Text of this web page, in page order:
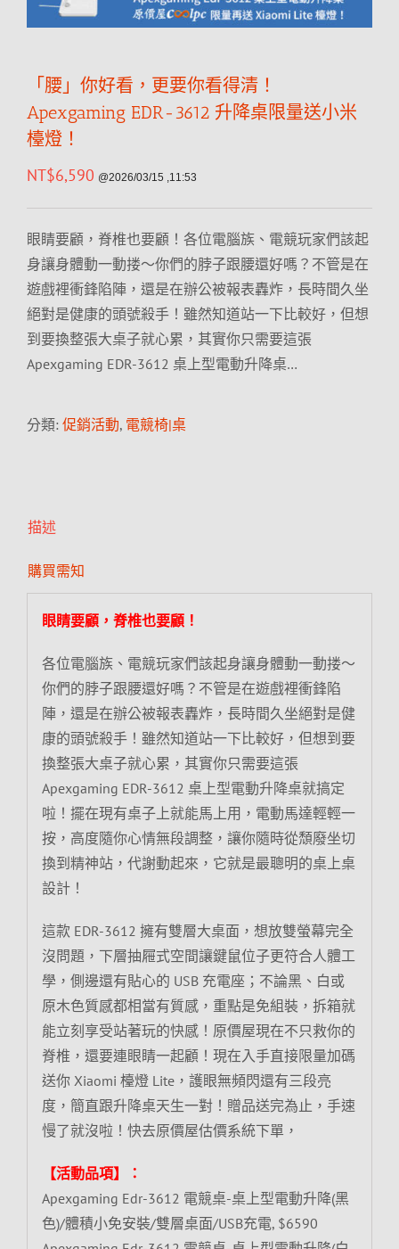
「腰」你好看，更要你看得清！
Apexgaming EDR-3612 升降桌限量送小米
檯燈！
NT$6,590 @2026/03/15 ,11:53
眼睛要顧，脊椎也要顧！各位電腦族、電競玩家們該起
身讓身體動一動搂～你們的脖子跟腰還好嗎？不管是在
遊戲裡衝鋒陷陣，還是在辦公被報表轟炸，長時間久坐
絕對是健康的頭號殺手！雖然知道站一下比較好，但想
到要換整張大桌子就心累，其實你只需要這張
Apexgaming EDR-3612 桌上型電動升降桌…
分類: 促銷活動, 電競椅|桌
描述
購買需知
眼睛要顧，脊椎也要顧！
各位電腦族、電競玩家們該起身讓身體動一動搂～
你們的脖子跟腰還好嗎？不管是在遊戲裡衝鋒陷
陣，還是在辦公被報表轟炸，長時間久坐絕對是健
康的頭號殺手！雖然知道站一下比較好，但想到要
換整張大桌子就心累，其實你只需要這張
Apexgaming EDR-3612 桌上型電動升降桌就搞定
啦！擺在現有桌子上就能馬上用，電動馬達輕輕一
按，高度隨你心情無段調整，讓你隨時從頹廢坐切
換到精神站，代謝動起來，它就是最聰明的桌上桌
設計！
這款 EDR-3612 擁有雙層大桌面，想放雙螢幕完全
沒問題，下層抽屜式空間讓鍵鼠位子更符合人體工
學，側邊還有貼心的 USB 充電座；不論黑、白或
原木色質感都相當有質感，重點是免組裝，拆箱就
能立刻享受站著玩的快感！原價屋現在不只救你的
脊椎，還要連眼睛一起顧！現在入手直接限量加碼
送你 Xiaomi 檯燈 Lite，護眼無頻閃還有三段亮
度，簡直跟升降桌天生一對！贈品送完為止，手速
慢了就沒啦！快去原價屋估價系統下單，
【活動品項】：
Apexgaming Edr-3612 電競桌-桌上型電動升降(黑
色)/體積小免安裝/雙層桌面/USB充電, $6590